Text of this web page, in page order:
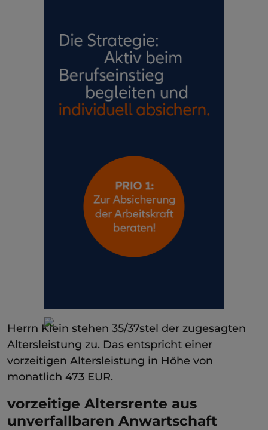
Herrn Klein stehen 35/37stel der zugesagten
Altersleistung zu. Das entspricht einer
vorzeitigen Altersleistung in Höhe von
monatlich 473 EUR.
vorzeitige Altersrente aus
unverfallbaren Anwartschaft